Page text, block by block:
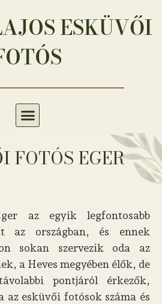
ESKÜVŐI
FOTÓS EGER
az egyik legfontosabb
az országban, és ennek
sokan szervezik oda az
a Heves megyében élők, de
pontjáról érkezők,
az esküvői fotósok száma és